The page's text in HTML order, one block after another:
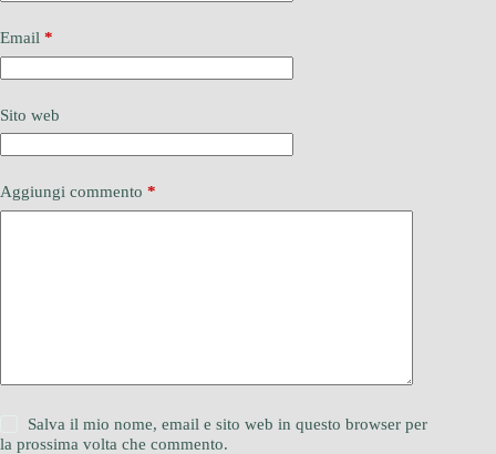
Email *
Sito web
Aggiungi commento *
Salva il mio nome, email e sito web in questo browser per
la prossima volta che commento.